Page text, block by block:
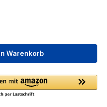
Wert
Warenkorb